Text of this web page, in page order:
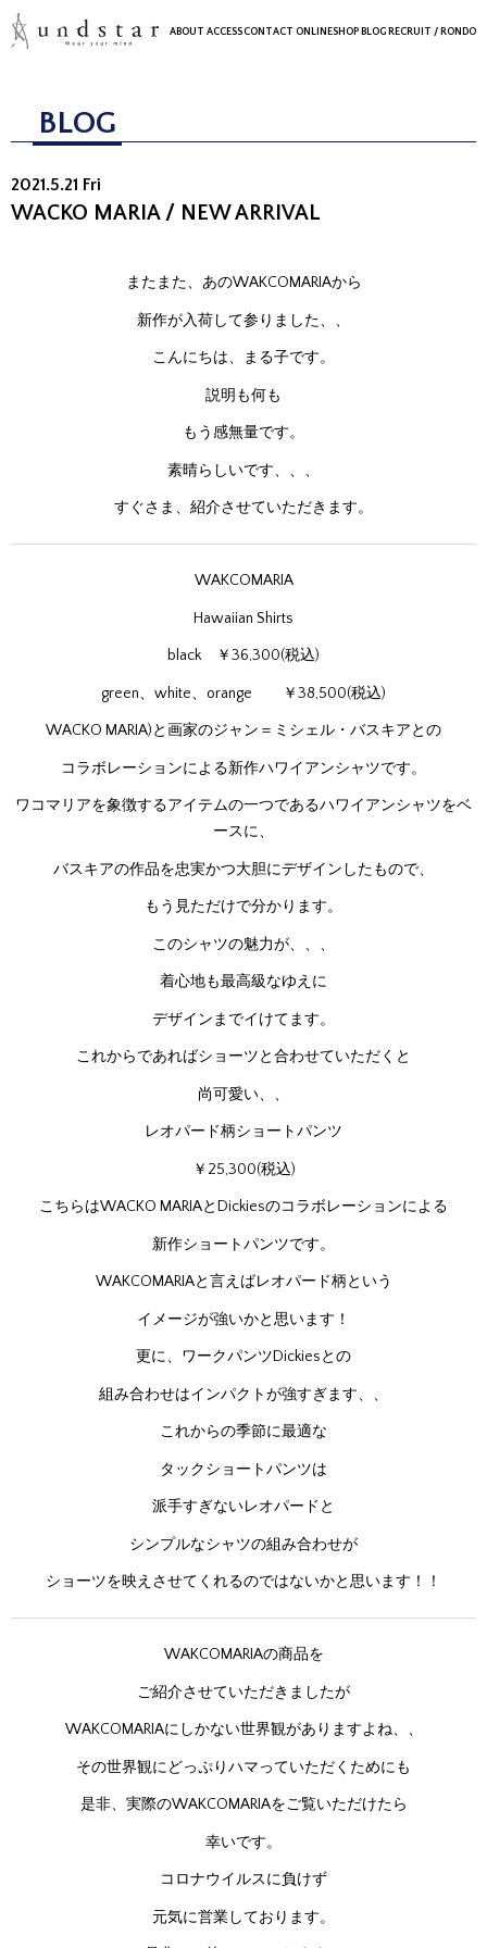
ABOUT ACCESSCONTACT ONLINESHOP BLOG RECRUIT / RONDO
BLOG
2021.5.21 Fri
WACKO MARIA / NEW ARRIVAL
またまた、あのWAKCOMARIAから
新作が入荷して参りました、、
こんにちは、まる子です。
説明も何も
もう感無量です。
素晴らしいです、、、
すぐさま、紹介させていただきます。
WAKCOMARIA
Hawaiian Shirts
black ￥36,300(税込)
green、white、orange ￥38,500(税込)
WACKO MARIA)と画家のジャン＝ミシェル・バスキアとの
コラボレーションによる新作ハワイアンシャツです。
ワコマリアを象徴するアイテムの一つであるハワイアンシャツをベ
ースに、
バスキアの作品を忠実かつ大胆にデザインしたもので、
もう見ただけで分かります。
このシャツの魅力が、、、
着心地も最高級なゆえに
デザインまでイけてます。
これからであればショーツと合わせていただくと
尚可愛い、、
レオパード柄ショートパンツ
￥25,300(税込)
こちらはWACKO MARIAとDickiesのコラボレーションによる
新作ショートパンツです。
WAKCOMARIAと言えばレオパード柄という
イメージが強いかと思います！
更に、ワークパンツDickiesとの
組み合わせはインパクトが強すぎます、、
これからの季節に最適な
タックショートパンツは
派手すぎないレオパードと
シンプルなシャツの組み合わせが
ショーツを映えさせてくれるのではないかと思います！！
WAKCOMARIAの商品を
ご紹介させていただきましたが
WAKCOMARIAにしかない世界観がありますよね、、
その世界観にどっぷりハマっていただくためにも
是非、実際のWAKCOMARIAをご覧いただけたら
幸いです。
コロナウイルスに負けず
元気に営業しております。